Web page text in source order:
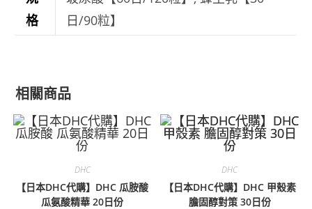
格
日/90粒】
相關商品
DHC
【日本DHC代購】DHC 瓜胺酸
瓜氨酸精華 20日份
DHC
【日本DHC代購】DHC 甲殼素
膽固醇對策 30日份